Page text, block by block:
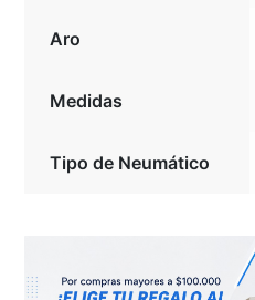
Aro
Medidas
Tipo de Neumático